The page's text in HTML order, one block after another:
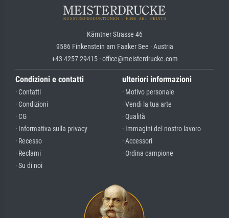
Kärntner Strasse 46
9586 Finkenstein am Faaker See · Austria
+43 4257 29415 · office@meisterdrucke.com
Condizioni e contatti
· Contatti
· Condizioni
· CG
· Informativa sulla privacy
· Recesso
· Reclami
· Su di noi
ulteriori informazioni
· Motivo personale
· Vendi la tua arte
· Qualità
· Immagini del nostro lavoro
· Accessori
· Ordina campione